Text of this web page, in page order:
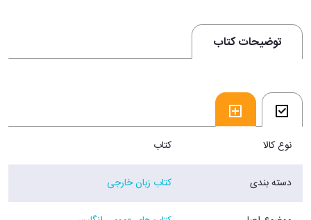
توضیحات کتاب
نوع کالا کتاب
دسته بندی کتاب زبان خارجی